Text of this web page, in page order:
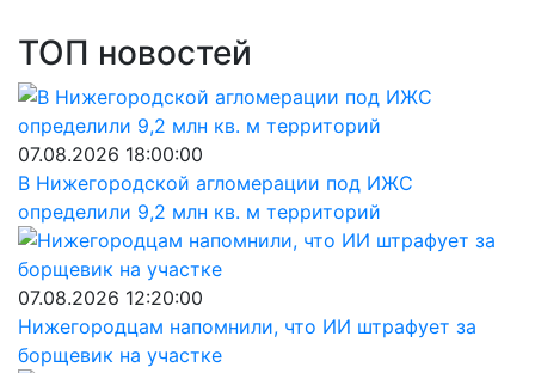
ТОП новостей
07.08.2026 18:00:00
В Нижегородской агломерации под ИЖС
определили 9,2 млн кв. м территорий
07.08.2026 12:20:00
Нижегородцам напомнили, что ИИ штрафует за
борщевик на участке